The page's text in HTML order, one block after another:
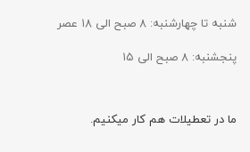
شنبه تا چهارشنبه: ۸ صبح الی ۱۸ عصر
پنجشنبه: ۸ صبح الی ۱۵
ما در تعطیلات هم کار میکنیم.